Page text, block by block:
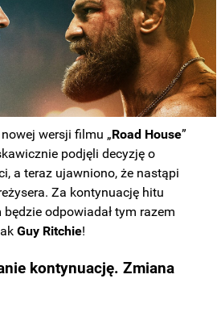
wersji filmu „Road House”
podjęli decyzję o
a teraz ujawniono, że nastąpi
Za kontynuację hitu
będzie odpowiadał tym razem
Guy Ritchie!
kontynuację. Zmiana